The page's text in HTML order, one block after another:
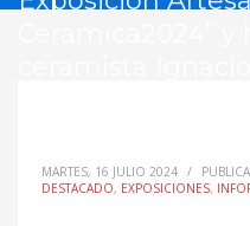
MARTES, 16 JULIO 2024 /
DESTACADO, EXPOSICIONES,